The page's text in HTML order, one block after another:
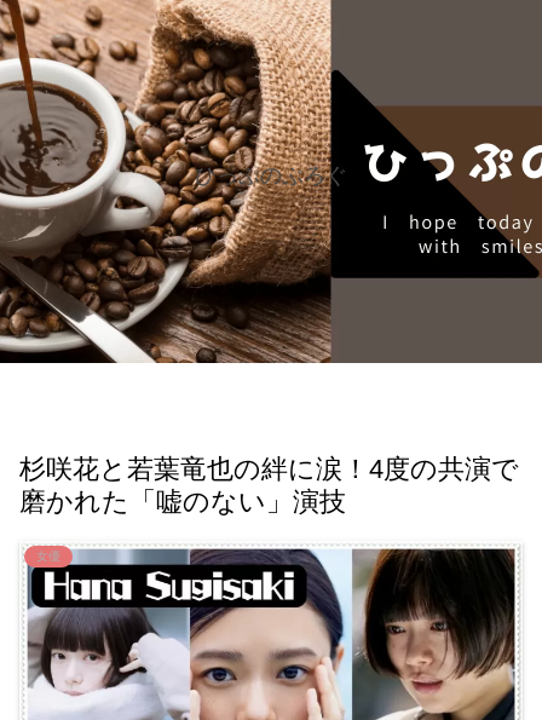
ひっぷのぶろぐ
杉咲花と若葉竜也の絆に涙！4度の共演で
磨かれた「嘘のない」演技
女優